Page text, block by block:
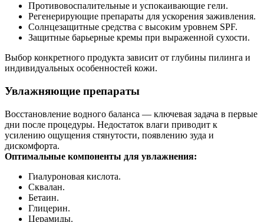
Противовоспалительные и успокаивающие гели.
Регенерирующие препараты для ускорения заживления.
Солнцезащитные средства с высоким уровнем SPF.
Защитные барьерные кремы при выраженной сухости.
Выбор конкретного продукта зависит от глубины пилинга и
индивидуальных особенностей кожи.
Увлажняющие препараты
Восстановление водного баланса — ключевая задача в первые
дни после процедуры. Недостаток влаги приводит к
усилению ощущения стянутости, появлению зуда и
дискомфорта.
Оптимальные компоненты для увлажнения:
Гиалуроновая кислота.
Сквалан.
Бетаин.
Глицерин.
Церамиды.